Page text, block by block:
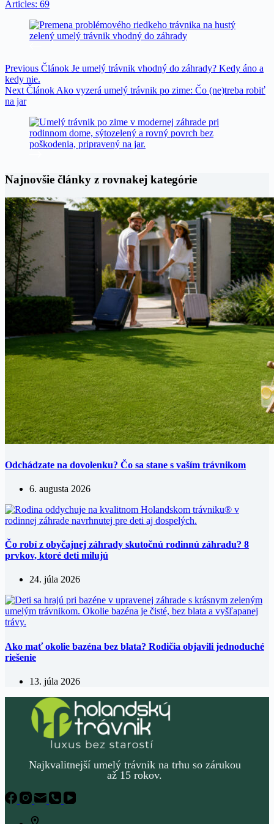
Articles: 69
Previous Článok Je umelý trávnik vhodný do záhrady? Kedy áno a
kedy nie.
Next Článok Ako vyzerá umelý trávnik po zime: Čo (ne)treba robiť
na jar
Najnovšie články z rovnakej kategórie
Odchádzate na dovolenku? Čo sa stane s vaším trávnikom
6. augusta 2026
Čo robí z obyčajnej záhrady skutočnú rodinnú záhradu? 8
prvkov, ktoré deti milujú
24. júla 2026
Ako mať okolie bazéna bez blata? Rodičia objavili jednoduché
riešenie
13. júla 2026
Najkvalitnejší umelý trávnik na trhu so zárukou
až 15 rokov.